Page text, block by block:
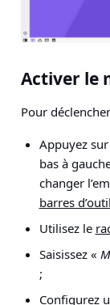
Activer le
Pour
Appuyez
bas à
changer
barres
Utilisez le
Saisissez «
;
Configurez